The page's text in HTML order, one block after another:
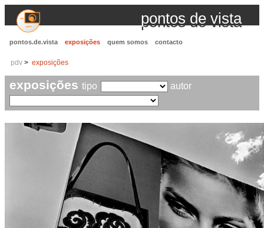
pontos de vista
pontos.de.vista exposições quem somos contacto
pdv exposições
exposições tipo autor